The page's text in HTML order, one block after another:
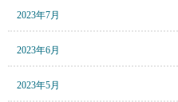
2023年7月
2023年6月
2023年5月